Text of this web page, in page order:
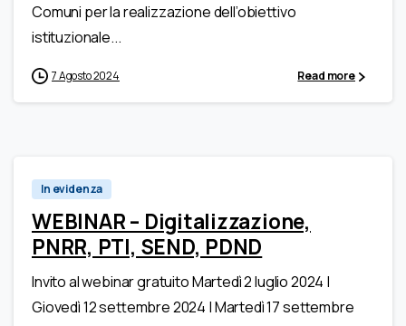
Comuni per la realizzazione dell’obiettivo
istituzionale...
7 Agosto 2024 Read more
In evidenza
WEBINAR – Digitalizzazione,
PNRR, PTI, SEND, PDND
Invito al webinar gratuito Martedì 2 luglio 2024 |
Giovedì 12 settembre 2024 | Martedì 17 settembre